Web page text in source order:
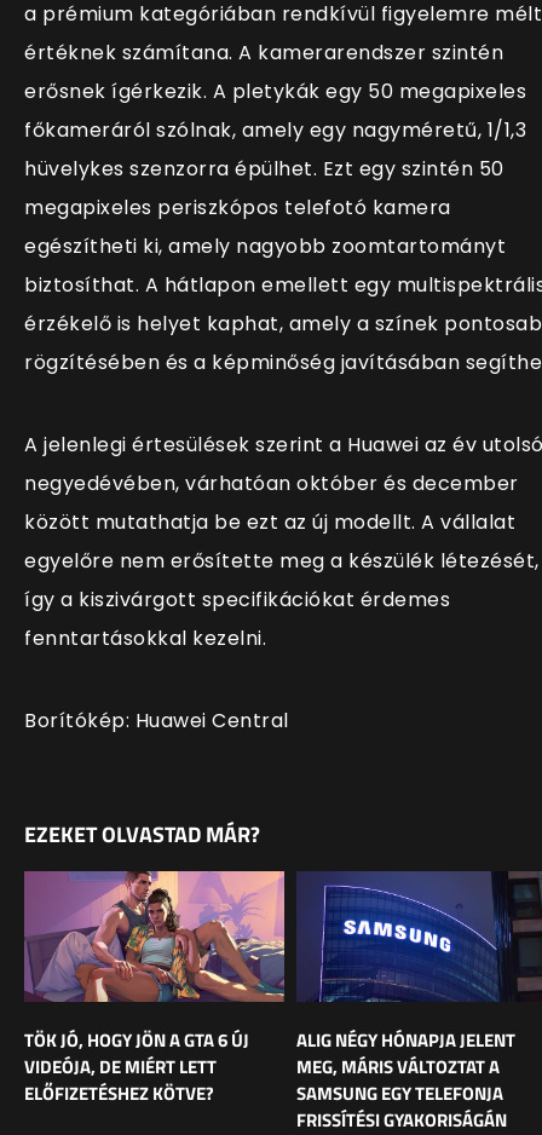
a prémium kategóriában rendkívül figyelemre
értéknek számítana. A kamerarendszer szintén
erősnek ígérkezik. A pletykák egy 50 megapixeles
főkameráról szólnak, amely egy nagyméretű, 1/1,3
hüvelykes szenzorra épülhet. Ezt egy szintén 50
megapixeles periszkópos telefotó kamera
egészítheti ki, amely nagyobb zoomtartományt
biztosíthat. A hátlapon emellett egy
érzékelő is helyet kaphat, amely a színek
rögzítésében és a képminőség javításában
A jelenlegi értesülések szerint a Huawei az év
negyedévében, várhatóan október és december
között mutathatja be ezt az új modellt. A vállalat
egyelőre nem erősítette meg a készülék létezését,
így a kiszivárgott specifikációkat érdemes
fenntartásokkal kezelni.
Borítókép: Huawei Central
EZEKET OLVASTAD MÁR?
TÖK JÓ, HOGY JÖN A GTA 6 ÚJ
VIDEÓJA, DE MIÉRT LETT
ELŐFIZETÉSHEZ KÖTVE?
ALIG NÉGY HÓNAPJA JELENT
MEG, MÁRIS VÁLTOZTAT A
SAMSUNG EGY TELEFONJA
FRISSÍTÉSI GYAKORISÁGÁN